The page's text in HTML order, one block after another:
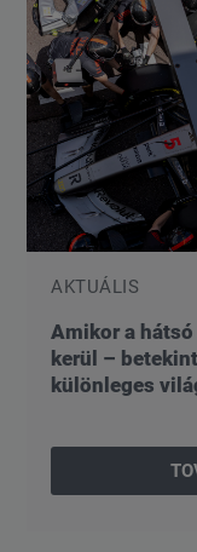
AKTUÁLIS
Amikor a
kerül –
különleges